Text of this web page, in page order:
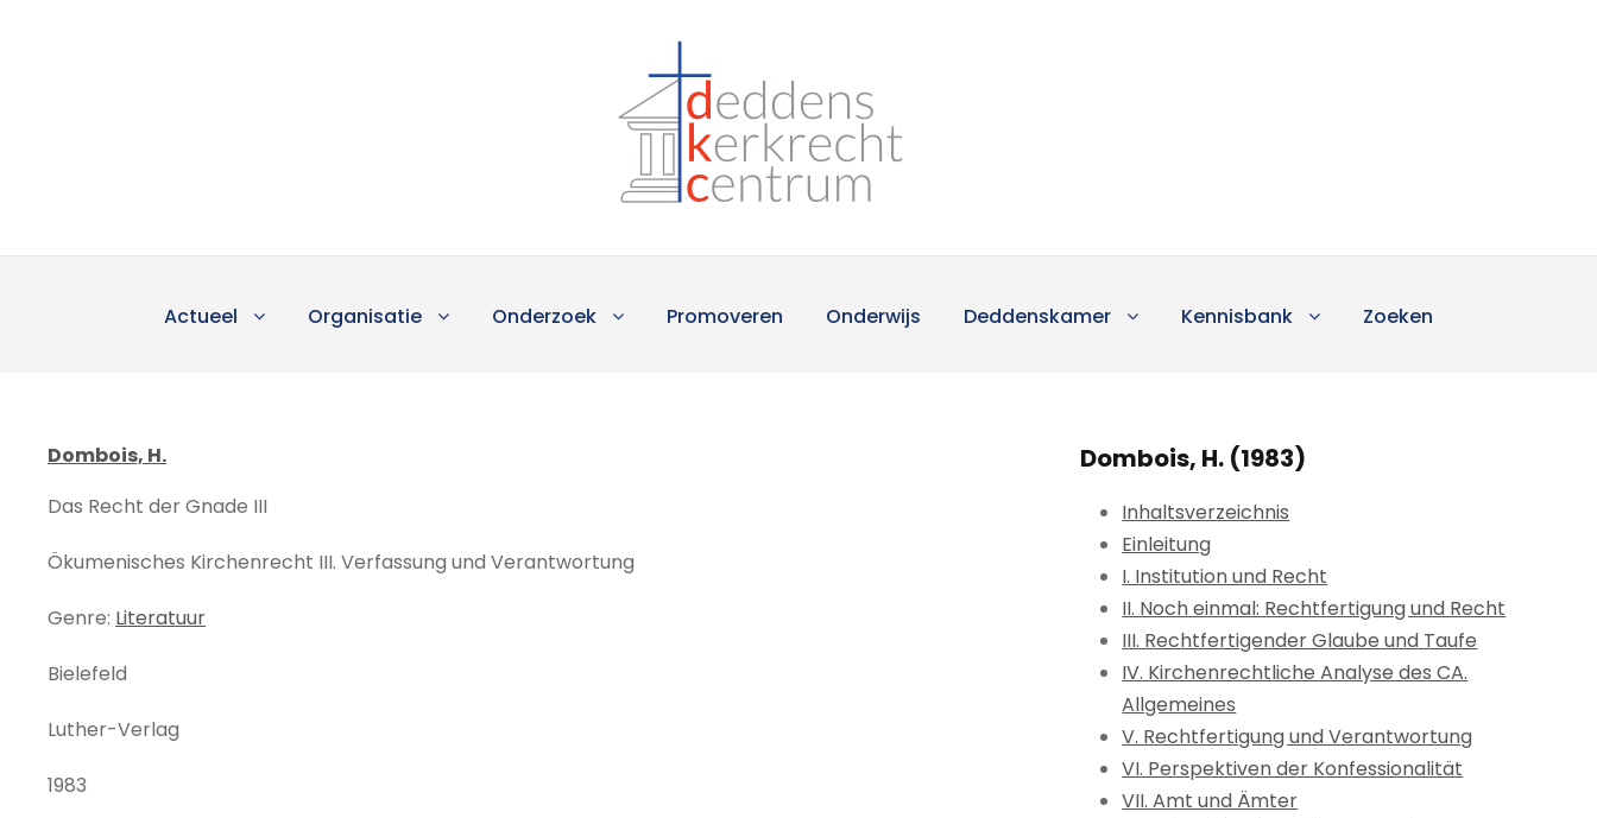
Actueel Organisatie Onderzoek Promoveren Onderwijs Deddenskamer Kennisbank Zoeken
Dombois, H.
Das Recht der Gnade III
Ökumenisches Kirchenrecht III. Verfassung und Verantwortung
Genre: Literatuur
Bielefeld
Luther-Verlag
1983
Dombois, H. (1983)
Inhaltsverzeichnis
Einleitung
I. Institution und Recht
II. Noch einmal: Rechtfertigung und Recht
III. Rechtfertigender Glaube und Taufe
IV. Kirchenrechtliche Analyse des CA.
Allgemeines
V. Rechtfertigung und Verantwortung
VI. Perspektiven der Konfessionalität
VII. Amt und Ämter